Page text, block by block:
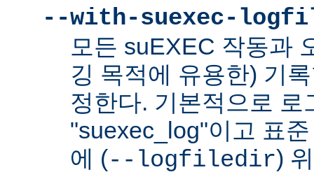
--with-suexec-
모든 suEXEC 작동과
깅 목적에 유용한) 기
정한다. 기본적으로 로
"suexec_log"이고 표
에 (--logfiledir)